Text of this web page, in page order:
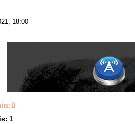
18:00
0
1